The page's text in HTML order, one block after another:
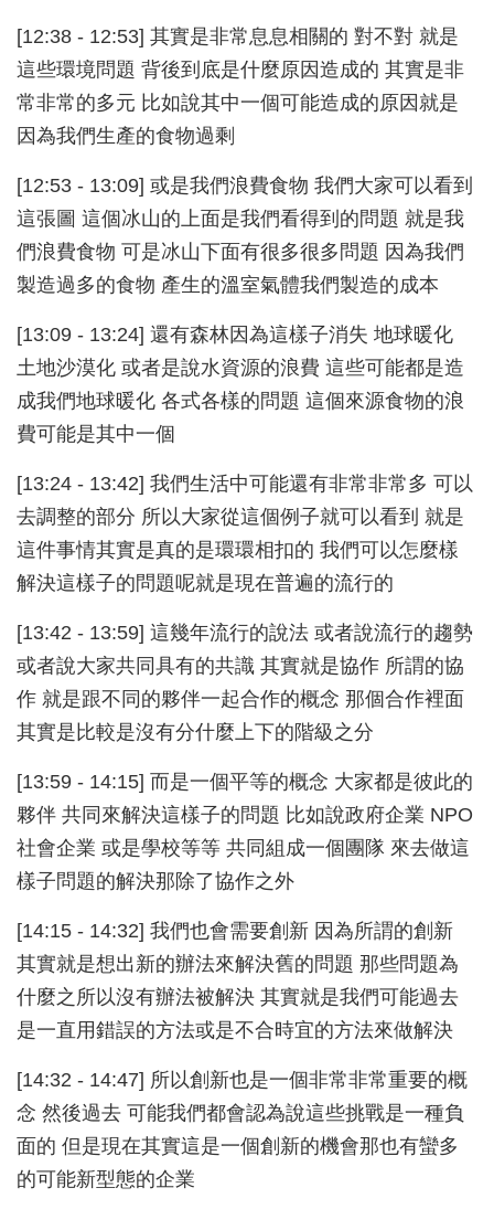
[12:38 - 12:53] 其實是非常息息相關的 對不對 就是
這些環境問題 背後到底是什麼原因造成的 其實是非
常非常的多元 比如說其中一個可能造成的原因就是
因為我們生產的食物過剩
[12:53 - 13:09] 或是我們浪費食物 我們大家可以看到
這張圖 這個冰山的上面是我們看得到的問題 就是我
們浪費食物 可是冰山下面有很多很多問題 因為我們
製造過多的食物 產生的溫室氣體我們製造的成本
[13:09 - 13:24] 還有森林因為這樣子消失 地球暖化
土地沙漠化 或者是說水資源的浪費 這些可能都是造
成我們地球暖化 各式各樣的問題 這個來源食物的浪
費可能是其中一個
[13:24 - 13:42] 我們生活中可能還有非常非常多 可以
去調整的部分 所以大家從這個例子就可以看到 就是
這件事情其實是真的是環環相扣的 我們可以怎麼樣
解決這樣子的問題呢就是現在普遍的流行的
[13:42 - 13:59] 這幾年流行的說法 或者說流行的趨勢
或者說大家共同具有的共識 其實就是協作 所謂的協
作 就是跟不同的夥伴一起合作的概念 那個合作裡面
其實是比較是沒有分什麼上下的階級之分
[13:59 - 14:15] 而是一個平等的概念 大家都是彼此的
夥伴 共同來解決這樣子的問題 比如說政府企業 NPO
社會企業 或是學校等等 共同組成一個團隊 來去做這
樣子問題的解決那除了協作之外
[14:15 - 14:32] 我們也會需要創新 因為所謂的創新
其實就是想出新的辦法來解決舊的問題 那些問題為
什麼之所以沒有辦法被解決 其實就是我們可能過去
是一直用錯誤的方法或是不合時宜的方法來做解決
[14:32 - 14:47] 所以創新也是一個非常非常重要的概
念 然後過去 可能我們都會認為說這些挑戰是一種負
面的 但是現在其實這是一個創新的機會那也有蠻多
的可能新型態的企業